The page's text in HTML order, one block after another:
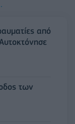
από
των